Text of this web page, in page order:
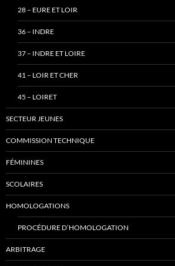
28 – EURE ET LOIR
36 – INDRE
37 – INDRE ET LOIRE
41 – LOIR ET CHER
45 – LOIRET
SECTEUR JEUNES
COMMISSION TECHNIQUE
FÉMININES
SCOLAIRES
HOMOLOGATIONS
PROCÉDURE D’HOMOLOGATION
ARBITRAGE